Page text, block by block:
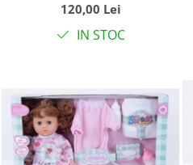
haine de schimb si
sunete in limba
120,00 Lei
IN STOC